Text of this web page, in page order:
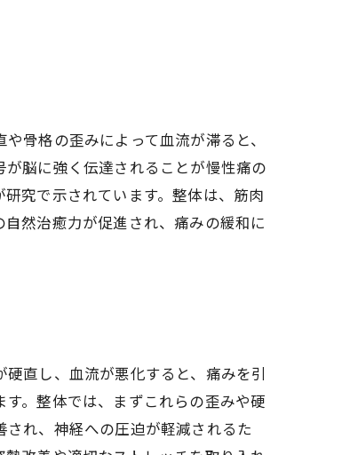
骨格の歪みによって血流が滞ると、
脳に強く伝達されることが慢性痛の
究で示されています。整体は、筋肉
然治癒力が促進され、痛みの緩和に
直し、血流が悪化すると、痛みを引
。整体では、まずこれらの歪みや硬
れ、神経への圧迫が軽減されるた